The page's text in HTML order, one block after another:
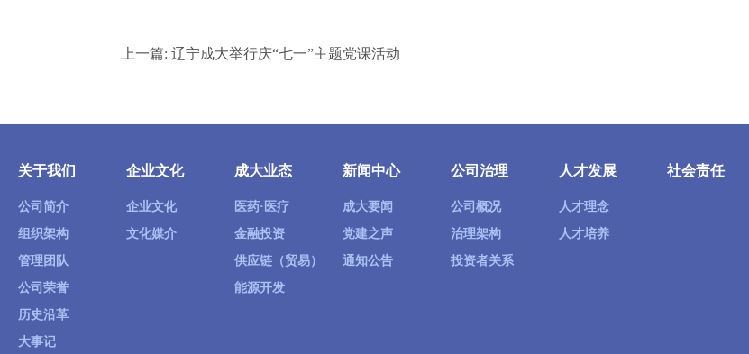
上一篇:辽宁成大举行庆“七一”主题党课活动
关于我们
公司简介
组织架构
管理团队
公司荣誉
历史沿革
大事记
企业文化
企业文化
文化媒介
成大业态
医药·医疗
金融投资
供应链（贸易）
能源开发
新闻中心
成大要闻
党建之声
通知公告
公司治理
公司概况
治理架构
投资者关系
人才发展
人才理念
人才培养
社会责任